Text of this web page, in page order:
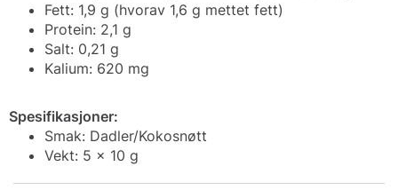
Fett: 1,9 g (hvorav 1,6 g mettet fett)
Protein: 2,1 g
Salt: 0,21 g
Kalium: 620 mg
Spesifikasjoner:
Smak: Dadler/Kokosnøtt
Vekt: 5 x 10 g